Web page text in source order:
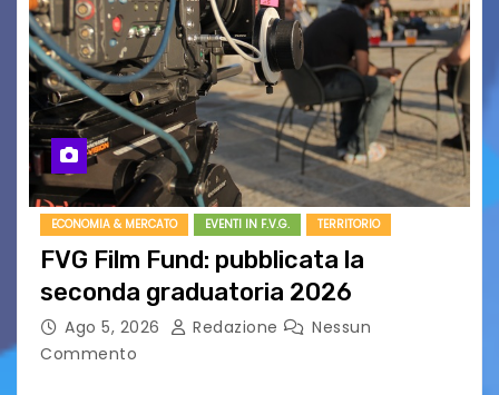
ECONOMIA & MERCATO EVENTI IN F.V.G. TERRITORIO
FVG Film Fund: pubblicata la
seconda graduatoria 2026
Ago 5, 2026 Redazione
Nessun
Commento